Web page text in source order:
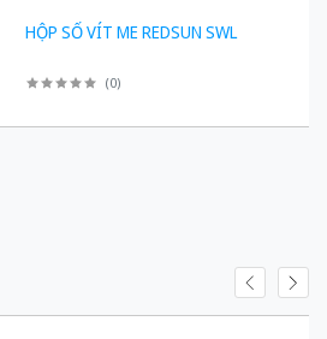
HỘP SỐ VÍT ME REDSUN SWL
(0)